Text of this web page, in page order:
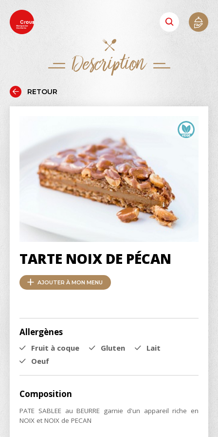
Description
RETOUR
TARTE NOIX DE PÉCAN
AJOUTER À MON MENU
Allergènes
Fruit à coque Gluten
Lait
Oeuf
Composition
PATE SABLEE au BEURRE garnie d'un appareil riche en
NOIX et NOIX de PECAN